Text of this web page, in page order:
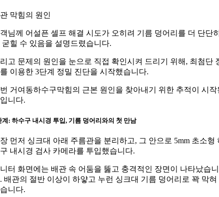
막힘의 원인
님께 어설픈 셀프 해결 시도가 오히려 기름 덩어리를 더 단단
굳힐 수 있음을 설명드렸습니다.
고 문제의 원인을 눈으로 직접 확인시켜 드리기 위해, 최첨단
이용한 3단계 정밀 진단을 시작했습니다.
거여동하수구막힘의 근본 원인을 찾아내기 위한 추적이 시작
니다.
계: 하수구 내시경 투입, 기름 덩어리와의 첫 만남
먼저 싱크대 아래 주름관을 분리하고, 그 안으로 5mm 초소형
내시경 검사 카메라를 투입했습니다.
터 화면에는 배관 속 어둠을 뚫고 충격적인 장면이 나타났습니
배관의 절반 이상이 하얗고 누런 싱크대 기름 덩어리로 꽉 막혀
니다.